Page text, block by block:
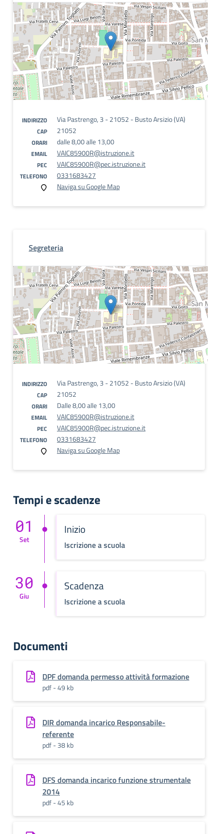
INDIRIZZO Via Pastrengo, 3 - 21052 - Busto Arsizio (VA)
CAP 21052
ORARI dalle 8,00 alle 13,00
EMAIL VAIC85900R@istruzione.it
PEC VAIC85900R@pec.istruzione.it
TELEFONO
0331683427
Naviga su Google Map
Segreteria
INDIRIZZO Via Pastrengo, 3 - 21052 - Busto Arsizio (VA)
CAP 21052
ORARI Dalle 8,00 alle 13,00
EMAIL VAIC85900R@istruzione.it
PEC VAIC85900R@pec.istruzione.it
TELEFONO
0331683427
Naviga su Google Map
Tempi e scadenze
Inizio
Iscrizione a scuola
01
Set
Scadenza
Iscrizione a scuola
30
Giu
Documenti
DPF domanda permesso attività formazione
pdf - 49 kb
DIR domanda incarico Responsabile-
referente
pdf - 38 kb
DFS domanda incarico funzione strumentale
2014
pdf - 45 kb